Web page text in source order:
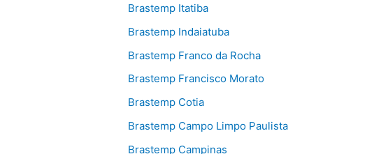
Brastemp Itatiba
Brastemp Indaiatuba
Brastemp Franco da Rocha
Brastemp Francisco Morato
Brastemp Cotia
Brastemp Campo Limpo Paulista
Brastemp Campinas